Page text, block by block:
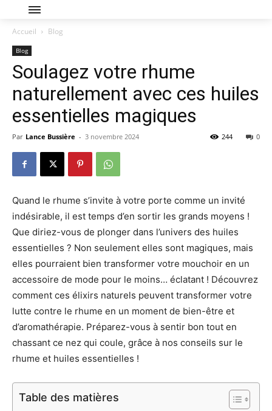
Accueil Blog
Blog
Soulagez votre rhume
naturellement avec ces huiles
essentielles magiques
Par Lance Bussière - 3 novembre 2024 0
244
Quand le rhume s’invite à votre porte comme un invité
indésirable, il est temps d’en sortir les grands moyens !
Que diriez-vous de plonger dans l’univers des huiles
essentielles ? Non seulement elles sont magiques, mais
elles pourraient bien transformer votre mouchoir en un
accessoire de mode pour le moins… éclatant ! Découvrez
comment ces élixirs naturels peuvent transformer votre
lutte contre le rhume en un moment de bien-être et
d’aromathérapie. Préparez-vous à sentir bon tout en
chassant ce nez qui coule, grâce à nos conseils sur le
rhume et huiles essentielles !
Table des matières